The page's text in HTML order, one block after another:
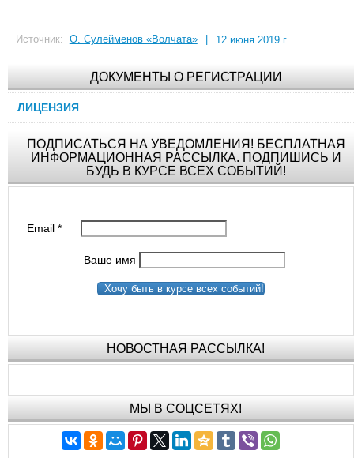
Источник: О. Сулейменов «Волчата» 12 июня 2019 г.
ДОКУМЕНТЫ О РЕГИСТРАЦИИ
ЛИЦЕНЗИЯ
ПОДПИСАТЬСЯ НА УВЕДОМЛЕНИЯ! БЕСПЛАТНАЯ
ИНФОРМАЦИОННАЯ РАССЫЛКА. ПОДПИШИСЬ И
БУДЬ В КУРСЕ ВСЕХ СОБЫТИЙ!
Email*
Ваше имя
Хочу быть в курсе всех событий!
НОВОСТНАЯ РАССЫЛКА!
МЫ В СОЦСЕТЯХ!